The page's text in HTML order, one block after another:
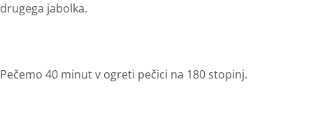
drugega jabolka.
Pečemo 40 minut v ogreti pečici na 180 stopinj.